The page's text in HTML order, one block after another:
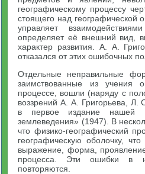
географическому процессу
стоящего над географической
управляет
определяет её внешний вид,
характер развития. А. А.
отказался от этих ошибочных
Отдельные неправильные
заимствованные из учения о
процессе, вошли (наряду с
воззрений А. А. Григорьева, Л.
в первое издание нашей
землеведения» (1947). В
что физико-географический
географическую оболочку,
выражение, форма,
процесса. Эти ошибки в
повторяются.